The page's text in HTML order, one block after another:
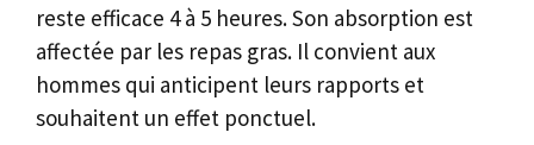
reste efficace 4 à 5 heures. Son absorption est
affectée par les repas gras. Il convient aux
hommes qui anticipent leurs rapports et
souhaitent un effet ponctuel.